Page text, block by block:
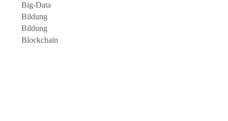
Big-Data
Bildung
Bildung
Blockchain